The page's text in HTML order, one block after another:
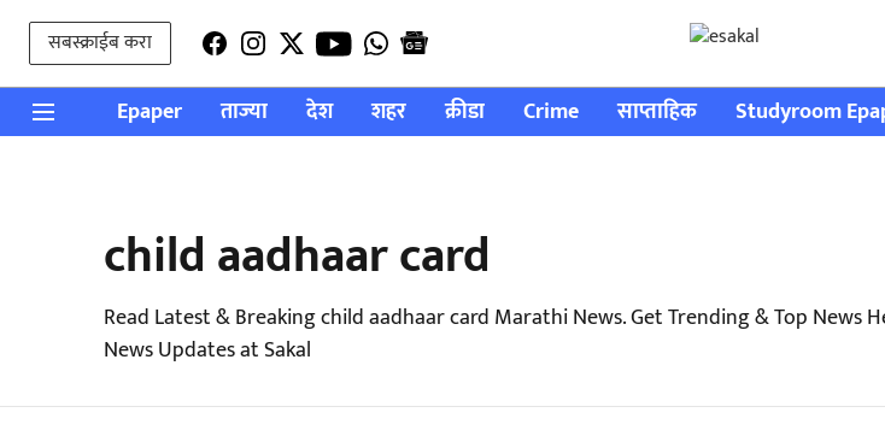
सबस्क्राईब करा
Epaper ताज्या देश शहर क्रीडा Crime साप्ताहिक Studyroom
child aadhaar card
Read Latest & Breaking child aadhaar card Marathi News. Get Trending & Top
News Updates at Sakal